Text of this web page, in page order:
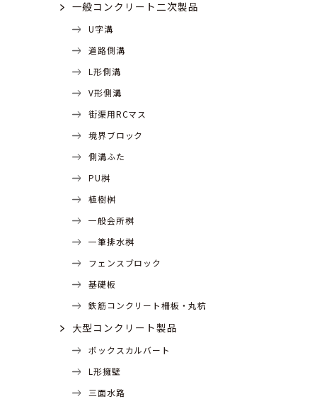
一般コンクリート二次製品
U字溝
道路側溝
L形側溝
V形側溝
街渠用RCマス
境界ブロック
側溝ふた
PU桝
植樹桝
一般会所桝
一筆排水桝
フェンスブロック
基礎板
鉄筋コンクリート柵板・丸杭
大型コンクリート製品
ボックスカルバート
L形擁壁
三面水路